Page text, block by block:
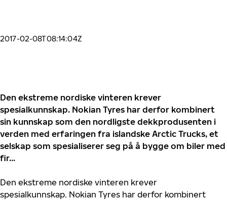
2017-02-08T08:14:04Z
Den ekstreme nordiske vinteren krever
spesialkunnskap. Nokian Tyres har derfor kombinert
sin kunnskap som den nordligste dekkprodusenten i
verden med erfaringen fra islandske Arctic Trucks, et
selskap som spesialiserer seg på å bygge om biler med
fir...
Den ekstreme nordiske vinteren krever
spesialkunnskap. Nokian Tyres har derfor kombinert